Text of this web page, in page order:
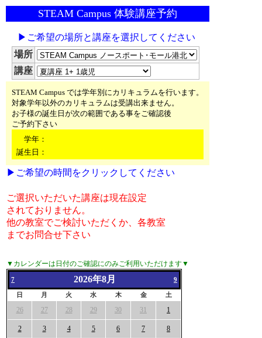
STEAM Campus 体験講座予約
▶ご希望の場所と講座を選択してください
場所
講座
STEAM Campus では学年別にカリキュラムを行います。
対象学年以外のカリキュラムは受講出来ません。
お子様の誕生日が次の範囲である事をご確認後
ご予約下さい
学年：
誕生日：
▶ご希望の時間をクリックしてください
ご選択いただいた講座は現在設定
されておりません。
他の教室でご検討いただくか、各教室
までお問合せ下さい
▼カレンダーは日付のご確認にのみご利用いただけます▼
7 2026年8月 9
日 月 火 水 木 金 土
26 27 28 29 30 31 1
2 3 4 5 6 7 8